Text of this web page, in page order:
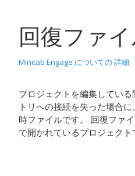
回復ファ
Minitab Engage についての 詳細
プロジェクトを編集している
トリへの接続を失った場合
時ファイルです。
回復ファ
で開かれているプロジェクト